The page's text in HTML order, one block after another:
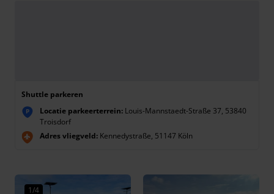
Shuttle parkeren
P Locatie parkeerterrein: Louis-Mannstaedt-Straße 37, 53840
Troisdorf
Adres vliegveld: Kennedystraße, 51147 Köln
1/4